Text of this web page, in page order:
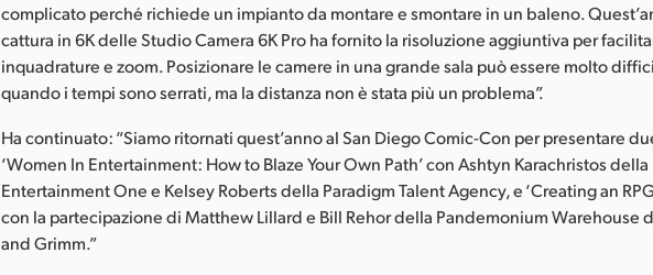
complicato perché richiede un impianto da montare e smontare in un baleno.
cattura in 6K delle Studio Camera 6K Pro ha fornito la risoluzione aggiuntiva per
inquadrature e zoom. Posizionare le camere in una grande sala può essere molto
quando i tempi sono serrati, ma la distanza non è stata più un problema”.
Ha continuato: “Siamo ritornati quest’anno al San Diego Comic-Con per presentare
‘Women In Entertainment: How to Blaze Your Own Path’ con Ashtyn Karachristos della
Entertainment One e Kelsey Roberts della Paradigm Talent Agency, e ‘Creating an
con la partecipazione di Matthew Lillard e Bill Rehor della Pandemonium Warehouse
and Grimm.”